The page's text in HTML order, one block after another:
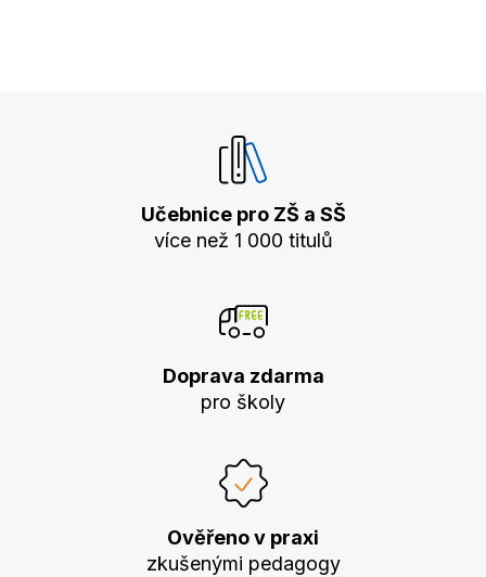
Učebnice pro ZŠ a SŠ
více než 1 000 titulů
Doprava zdarma
pro školy
Ověřeno v praxi
zkušenými pedagogy